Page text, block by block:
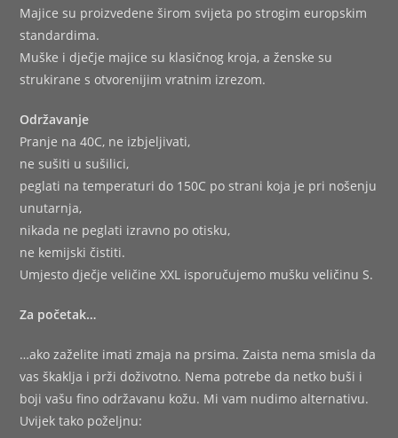
Majice su proizvedene širom svijeta po strogim europskim
standardima.
Muške i dječje majice su klasičnog kroja, a ženske su
strukirane s otvorenijim vratnim izrezom.
Održavanje
Pranje na 40C, ne izbjeljivati,
ne sušiti u sušilici,
peglati na temperaturi do 150C po strani koja je pri nošenju
unutarnja,
nikada ne peglati izravno po otisku,
ne kemijski čistiti.
Umjesto dječje veličine XXL isporučujemo mušku veličinu S.
Za početak…
…ako zaželite imati zmaja na prsima. Zaista nema smisla da
vas škaklja i prži doživotno. Nema potrebe da netko buši i
boji vašu fino održavanu kožu. Mi vam nudimo alternativu.
Uvijek tako poželjnu: